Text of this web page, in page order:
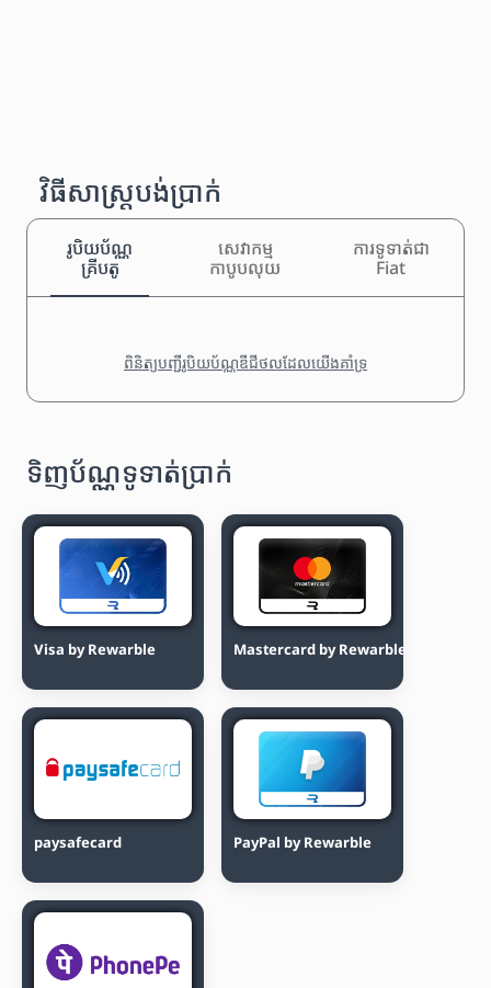
វិធីសាស្រ្តបង់ប្រាក់
រូបិយប័ណ្ណ
គ្រីបតូ
សេវាកម្ម
កាបូបលុយ
ការទូទាត់ជា
Fiat
ពិនិត្យបញ្ជីរូបិយប័ណ្ណឌីជីថលដែលយើងគាំទ្រ
ទិញប័ណ្ណទូទាត់ប្រាក់
Visa by Rewarble Mastercard by Rewarble
paysafecard PayPal by Rewarble